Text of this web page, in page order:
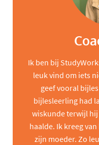
Ik ben bij
leuk vind om iets
geef vooral
bijlesleerling had
wiskunde terwijl
haalde. Ik kreeg
zijn moeder. Zo